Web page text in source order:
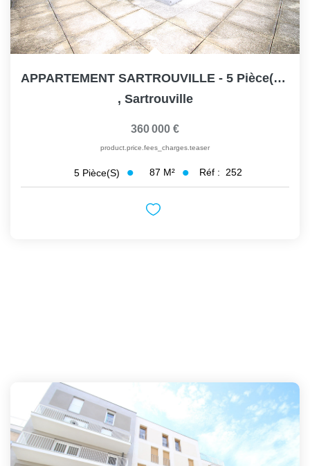
APPARTEMENT SARTROUVILLE - 5 Pièce(s) - 87 M2
, Sartrouville
360 000 €
product.price.fees_charges.teaser
5 Pièce(s) 87 M² Réf : 252